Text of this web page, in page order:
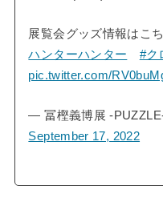
展覧会グッズ情報はこ
ハンターハンター
#ク
pic.twitter.com/
— 冨樫義博展 -
September 17, 2022